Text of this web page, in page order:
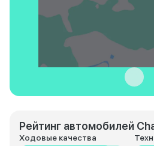
Рейтинг автомобилей
Ходовые качества